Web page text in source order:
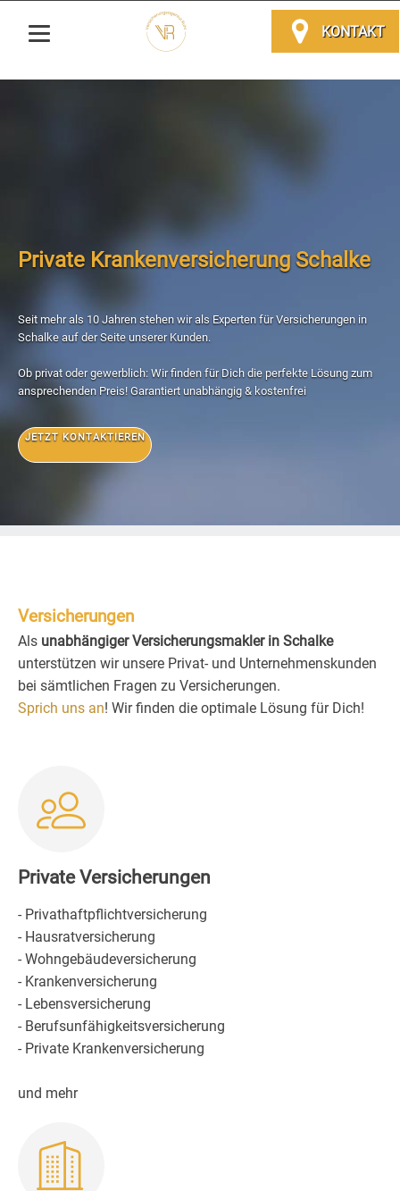
KONTAKT
Private Krankenversicherung Schalke
Seit mehr als 10 Jahren stehen wir als Experten für Versicherungen in
Schalke auf der Seite unserer Kunden.
Ob privat oder gewerblich: Wir finden für Dich die perfekte Lösung zum
ansprechenden Preis! Garantiert unabhängig & kostenfrei
JETZT KONTAKTIEREN
Versicherungen
Als unabhängiger Versicherungsmakler in Schalke
unterstützen wir unsere Privat- und Unternehmenskunden
bei sämtlichen Fragen zu Versicherungen.
Sprich uns an! Wir finden die optimale Lösung für Dich!
Private Versicherungen
- Privathaftpflichtversicherung
- Hausratversicherung
- Wohngebäudeversicherung
- Krankenversicherung
- Lebensversicherung
- Berufsunfähigkeitsversicherung
- Private Krankenversicherung
und mehr